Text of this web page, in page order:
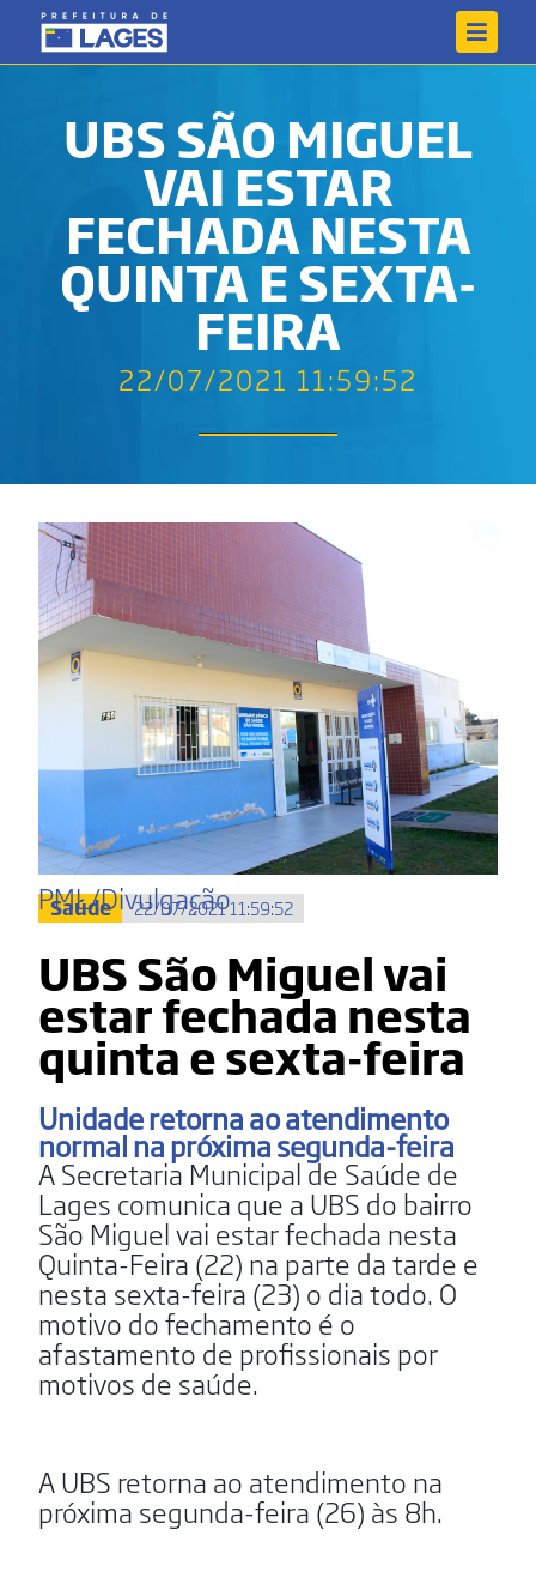
UBS SÃO MIGUEL
VAI ESTAR
FECHADA NESTA
QUINTA E SEXTA-
FEIRA
22/07/2021 11:59:52
PML/Divulgação
Saúde 22/07/2021 11:59:52
UBS São Miguel vai
estar fechada nesta
quinta e sexta-feira
Unidade retorna ao atendimento
normal na próxima segunda-feira
A Secretaria Municipal de Saúde de
Lages comunica que a UBS do bairro
São Miguel vai estar fechada nesta
Quinta-Feira (22) na parte da tarde e
nesta sexta-feira (23) o dia todo. O
motivo do fechamento é o
afastamento de profissionais por
motivos de saúde.
A UBS retorna ao atendimento na
próxima segunda-feira (26) às 8h.